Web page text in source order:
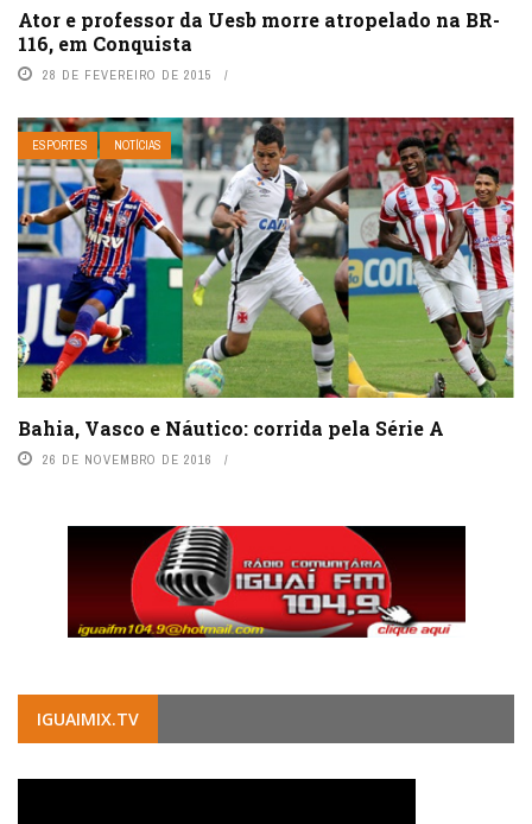
Ator e professor da Uesb morre atropelado na BR-
116, em Conquista
28 DE FEVEREIRO DE 2015
ESPORTES NOTÍCIAS
Bahia, Vasco e Náutico: corrida pela Série A
26 DE NOVEMBRO DE 2016
IGUAIMIX.TV